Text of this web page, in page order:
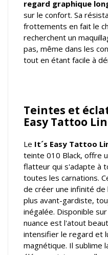
regard graphique
sur le confort. Sa
frottements en fait le
recherchent un
pas, même dans les
tout en étant facile à
Teintes et
Easy Tattoo
Le It´s Easy Tattoo
teinte 010 Black, offre
flatteur qui s'adapte à
toutes les carnations.
de créer une infinité de
plus avant-gardiste,
inégalée. Disponible
nuance est l'atout
intensifier le regard et
magnétique. Il sublime